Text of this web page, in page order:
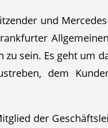
und
zu sein. Es geht um
dem
der